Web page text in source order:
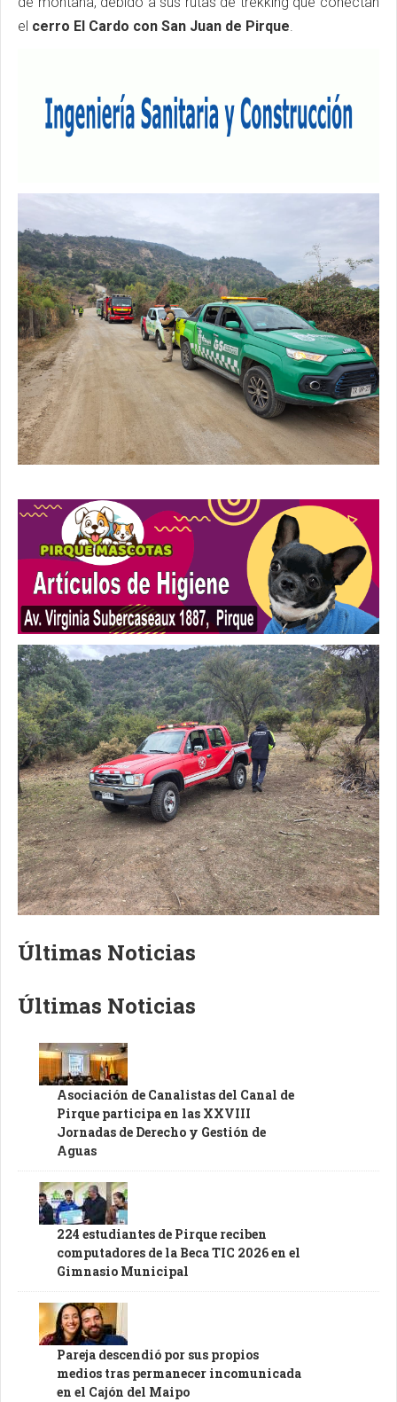
el cerro El Cardo con San Juan de Pirque.
Últimas Noticias
Últimas Noticias
Asociación de Canalistas del Canal de
Pirque participa en las XXVIII
Jornadas de Derecho y Gestión de
Aguas
224 estudiantes de Pirque reciben
computadores de la Beca TIC 2026 en el
Gimnasio Municipal
Pareja descendió por sus propios
medios tras permanecer incomunicada
en el Cajón del Maipo